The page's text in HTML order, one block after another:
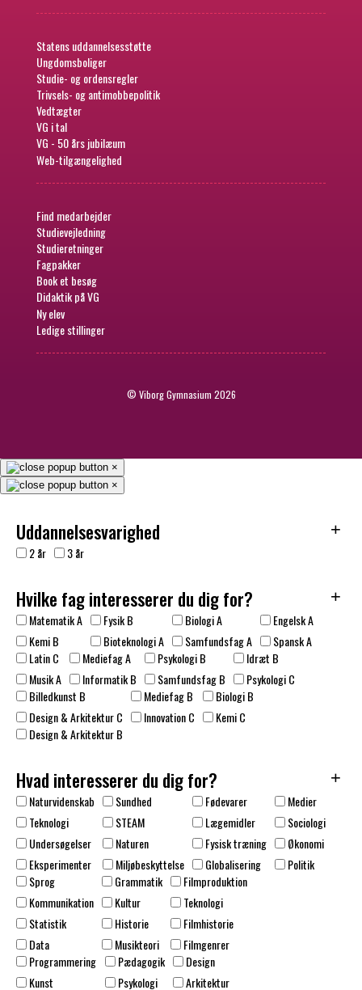
Statens uddannelsesstøtte
Ungdomsboliger
Studie- og ordensregler
Trivsels- og antimobbepolitik
Vedtægter
VG i tal
VG - 50 års jubilæum
Web-tilgængelighed
Find medarbejder
Studievejledning
Studieretninger
Fagpakker
Book et besøg
Didaktik på VG
Ny elev
Ledige stillinger
© Viborg Gymnasium 2026
×
×
Uddannelsesvarighed
2 år 3 år
+
Hvilke fag interesserer du dig for?
Matematik A
Kemi B
Fysik B
Bioteknologi A
Biologi A
Samfundsfag A
Engelsk A
Spansk A
Latin C
Musik A
Mediefag A
Informatik B
Psykologi B
Samfundsfag B
Idræt B
Psykologi C
Billedkunst B
Design & Arkitektur C
Mediefag B
Innovation C
Biologi B
Kemi C
Design & Arkitektur B
+
Hvad interesserer du dig for?
Naturvidenskab
Teknologi
Undersøgelser
Eksperimenter
Sundhed
STEAM
Naturen
Miljøbeskyttelse
Fødevarer
Lægemidler
Fysisk træning
Globalisering
Medier
Sociologi
Økonomi
Politik
Sprog
Kommunikation
Statistik
Data
Grammatik
Kultur
Historie
Musikteori
Filmproduktion
Teknologi
Filmhistorie
Filmgenrer
Programmering
Kunst
Pædagogik
Psykologi
Design
Arkitektur
+